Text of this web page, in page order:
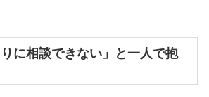
に相談できない」と一人で抱